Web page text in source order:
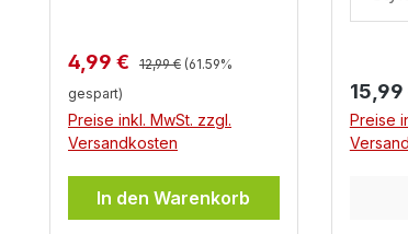
unschlagbaren Preis, mit
minimalen optischen
Makeln, die die Funktion
und Haltbarkeit in keiner
beeinträchtigen. Unsere
selbstklebenden Pads
Verkaufspreis:
4,99 € Regulärer Preis:
12,99 € (61.59%
gespart)
Preise inkl. MwSt. zzgl.
Versandkosten
In den Warenkorb
15,99
Preise